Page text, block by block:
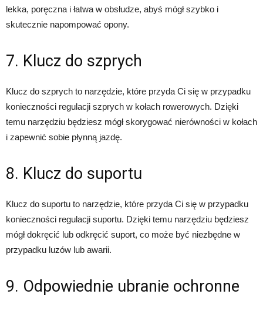
lekka, poręczna i łatwa w obsłudze, abyś mógł szybko i
skutecznie napompować opony.
7. Klucz do szprych
Klucz do szprych to narzędzie, które przyda Ci się w przypadku
konieczności regulacji szprych w kołach rowerowych. Dzięki
temu narzędziu będziesz mógł skorygować nierówności w kołach
i zapewnić sobie płynną jazdę.
8. Klucz do suportu
Klucz do suportu to narzędzie, które przyda Ci się w przypadku
konieczności regulacji suportu. Dzięki temu narzędziu będziesz
mógł dokręcić lub odkręcić suport, co może być niezbędne w
przypadku luzów lub awarii.
9. Odpowiednie ubranie ochronne